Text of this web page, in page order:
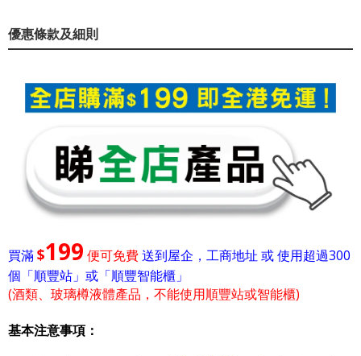
優惠條款及細則
買滿$199 便可免費送到屋企，工商地址 或 使用超過300
個「順豐站」或「順豐智能櫃」
(酒類、玻璃樽液體產品，不能使用順豐站或智能櫃)
基本注意事項：